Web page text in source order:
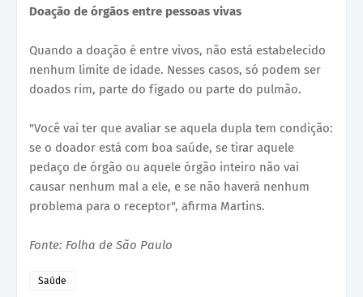
Doação de órgãos entre pessoas vivas
Quando a doação é entre vivos, não está estabelecido
nenhum limite de idade. Nesses casos, só podem ser
doados rim, parte do fígado ou parte do pulmão.
"Você vai ter que avaliar se aquela dupla tem condição:
se o doador está com boa saúde, se tirar aquele
pedaço de órgão ou aquele órgão inteiro não vai
causar nenhum mal a ele, e se não haverá nenhum
problema para o receptor", afirma Martins.
Fonte: Folha de São Paulo
Saúde